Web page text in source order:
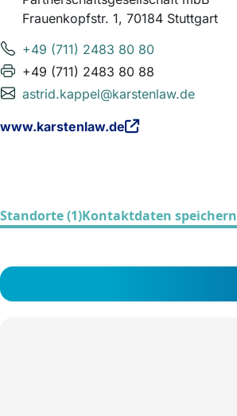
Frauenkopfstr. 1, 70184 Stuttgart
+49 (711) 2483 80 80
+49 (711) 2483 80 88
astrid.kappel@karstenlaw.de
www.karstenlaw.de
Standorte (1)Kontaktdaten speichern